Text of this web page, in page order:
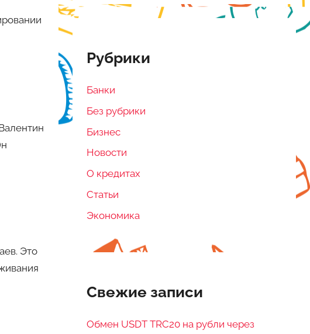
Это
Рубрики
Банки
Без рубрики
Бизнес
Новости
О кредитах
Статьи
Экономика
Свежие записи
Обмен USDT TRC20 на рубли через